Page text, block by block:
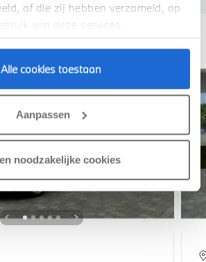
of die zij hebben verzameld, op
van deze services.
Alle cookies toestaan
Aanpassen
noodzakelijke cookies